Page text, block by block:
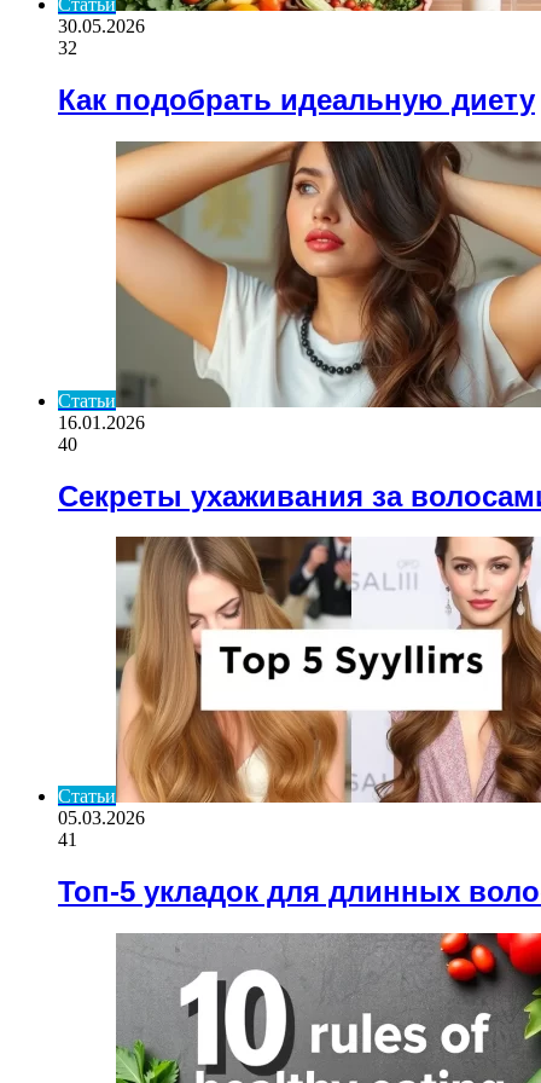
30.05.2026
32
Как подобрать идеальную диету
Статьи
16.01.2026
40
Секреты ухаживания за
Статьи
05.03.2026
41
Топ-5 укладок для длинных